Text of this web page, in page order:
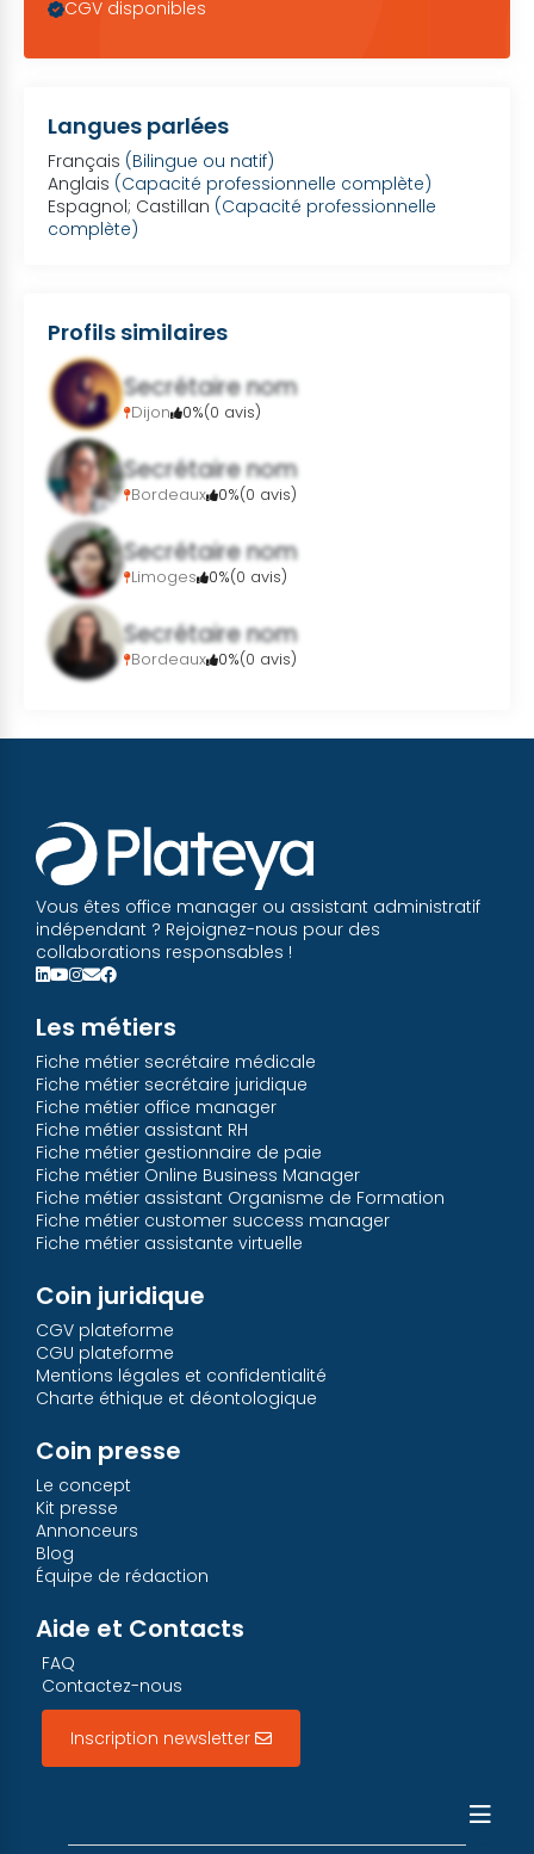
CGV disponibles
Langues parlées
Français (Bilingue ou natif)
Anglais (Capacité professionnelle complète)
Espagnol; Castillan (Capacité professionnelle
complète)
Profils similaires
Secrétaire nom
Dijon 0%(0 avis)
Secrétaire nom
Bordeaux 0%(0 avis)
Secrétaire nom
Limoges 0%(0 avis)
Secrétaire nom
Bordeaux 0%(0 avis)
Vous êtes office manager ou assistant administratif
indépendant ? Rejoignez-nous pour des
collaborations responsables !
Les métiers
Fiche métier secrétaire médicale
Fiche métier secrétaire juridique
Fiche métier office manager
Fiche métier assistant RH
Fiche métier gestionnaire de paie
Fiche métier Online Business Manager
Fiche métier assistant Organisme de Formation
Fiche métier customer success manager
Fiche métier assistante virtuelle
Coin juridique
CGV plateforme
CGU plateforme
Mentions légales et confidentialité
Charte éthique et déontologique
Coin presse
Le concept
Kit presse
Annonceurs
Blog
Équipe de rédaction
Aide et Contacts
FAQ
Contactez-nous
Inscription newsletter